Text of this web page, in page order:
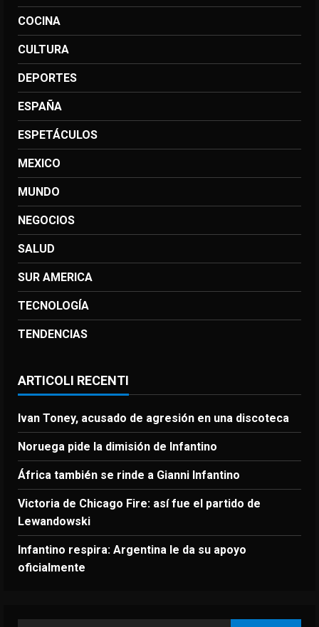
COCINA
CULTURA
DEPORTES
ESPAÑA
ESPETÁCULOS
MEXICO
MUNDO
NEGOCIOS
SALUD
SUR AMERICA
TECNOLOGÍA
TENDENCIAS
ARTICOLI RECENTI
Ivan Toney, acusado de agresión en una discoteca
Noruega pide la dimisión de Infantino
África también se rinde a Gianni Infantino
Victoria de Chicago Fire: así fue el partido de
Lewandowski
Infantino respira: Argentina le da su apoyo
oficialmente